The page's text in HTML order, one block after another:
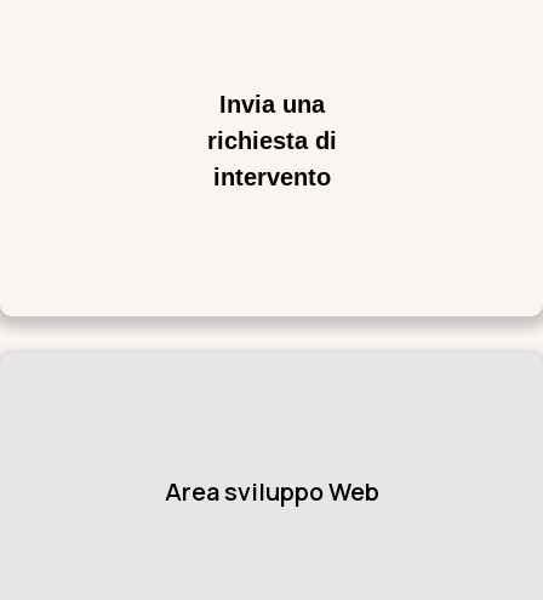
Invia una
richiesta di
intervento
Area sviluppo Web